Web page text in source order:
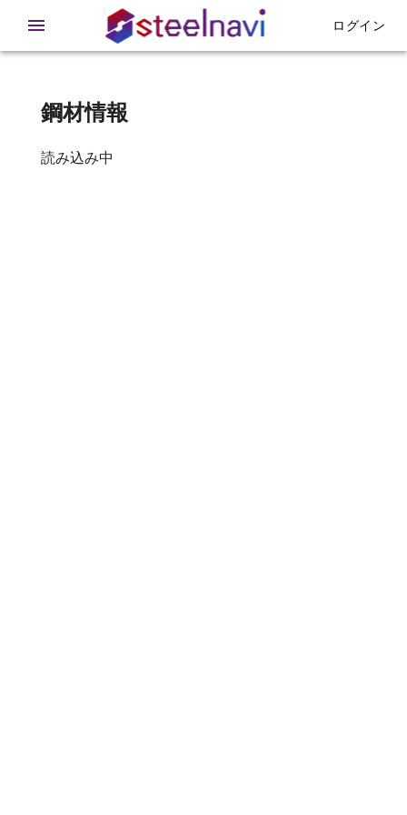
ログイン
鋼材情報
読み込み中